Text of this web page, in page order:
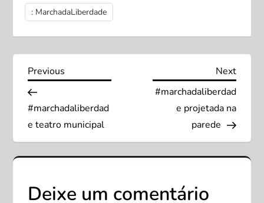
: MarchadaLiberdade
N
a
v
e
g
Previous
Post
Previous
#marchadaliberdad
e teatro municipal
Next
Post
Next
#marchadaliberdad
e projetada na
parede
Deixe um comentário